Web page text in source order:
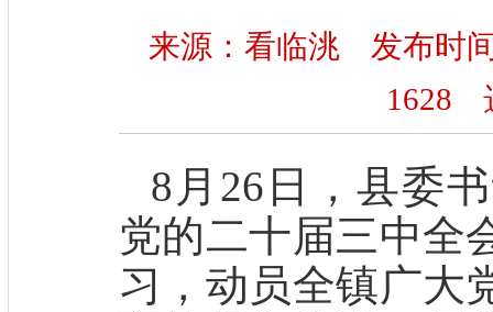
来源：看临洮 发布时
1628
8月26日，县委
党的二十届三中全
习，动员全镇广大